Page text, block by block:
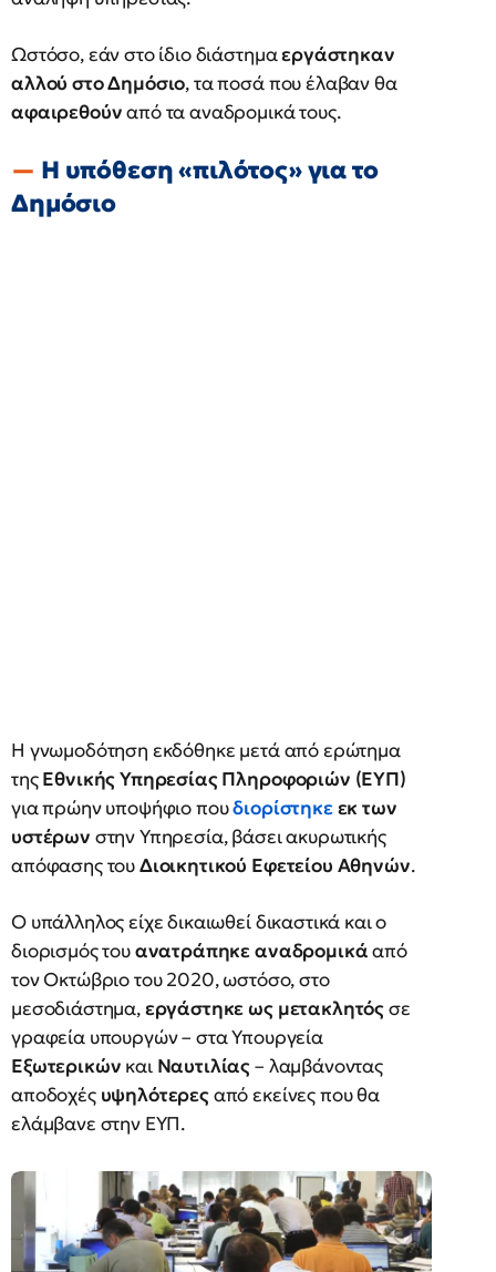
Ωστόσο, εάν στο ίδιο διάστημαεργάστηκαν
αλλού στο Δημόσιο, τα ποσά που έλαβαν θα
αφαιρεθούναπό τα αναδρομικά τους.
Η υπόθεση «πιλότος» για το
Δημόσιο
Η γνωμοδότηση εκδόθηκε μετά από ερώτημα
τηςΕθνικής Υπηρεσίας Πληροφοριών (ΕΥΠ)
για πρώην υποψήφιο πουδιορίστηκεεκ των
υστέρων στην Υπηρεσία, βάσει ακυρωτικής
απόφασης τουΔιοικητικού Εφετείου Αθηνών.
Ο υπάλληλος είχε δικαιωθεί δικαστικά και ο
διορισμός τουανατράπηκε αναδρομικάαπό
τον Οκτώβριο του 2020, ωστόσο, στο
μεσοδιάστημα,εργάστηκε ως μετακλητόςσε
γραφεία υπουργών – στα Υπουργεία
Εξωτερικών και Ναυτιλίας– λαμβάνοντας
αποδοχές υψηλότερεςαπό εκείνες που θα
ελάμβανε στην ΕΥΠ.